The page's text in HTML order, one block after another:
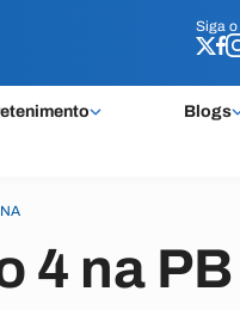
Siga o
Blogs
Siga o
4 na PB